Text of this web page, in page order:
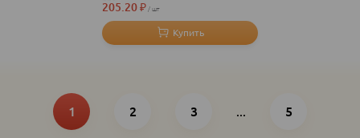
205.20₽ шт
Нумерация
страниц
Текущая
страница
1 2 3 ...
страница
5